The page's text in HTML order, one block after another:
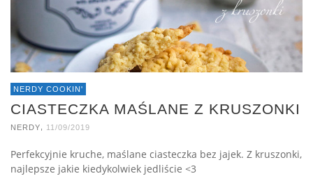
NERDY COOKIN'
CIASTECZKA MAŚLANE Z KRUSZONKI
NERDY 11/09/2019
Perfekcyjnie kruche, maślane ciasteczka bez jajek. Z kruszonki,
najlepsze jakie kiedykolwiek jedliście <3